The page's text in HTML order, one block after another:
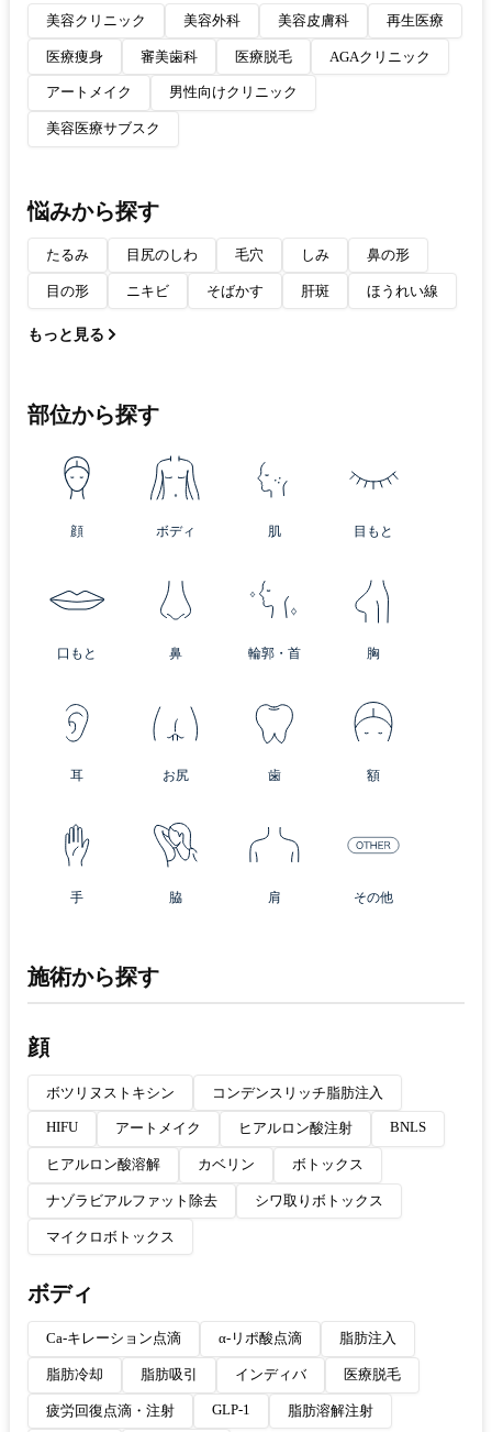
美容クリニック 美容外科 美容皮膚科 再生医療
医療痩身 審美歯科 医療脱毛 AGAクリニック
アートメイク 男性向けクリニック
美容医療サブスク
悩みから探す
たるみ 目尻のしわ 毛穴 しみ 鼻の形
目の形 ニキビ そばかす 肝斑 ほうれい線
もっと見る
部位から探す
顔 ボディ 肌 目もと
口もと 鼻 輪郭・首 胸
耳 お尻 歯 額
手 脇 肩 その他
施術から探す
顔
ボツリヌストキシン コンデンスリッチ脂肪注入
HIFU アートメイク ヒアルロン酸注射 BNLS
ヒアルロン酸溶解 カベリン ボトックス
ナゾラビアルファット除去 シワ取りボトックス
マイクロボトックス
ボディ
Ca-キレーション点滴 α-リポ酸点滴 脂肪注入
脂肪冷却 脂肪吸引 インディバ 医療脱毛
疲労回復点滴・注射 GLP-1 脂肪溶解注射